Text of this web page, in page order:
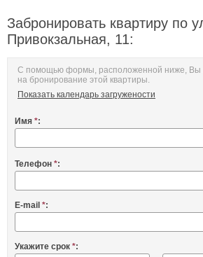
Забронировать квартиру по
Привокзальная, 11:
С помощью формы, расположенной ниже, Вы
на бронирование этой квартиры.
Показать календарь загружености
Имя *:
Телефон *:
E-mail *:
Укажите срок *: